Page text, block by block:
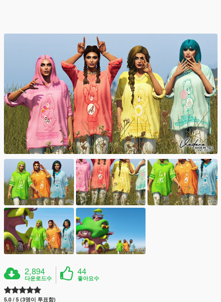
2,894
다운로드수
44
좋아요수
5.0 / 5 (3명이 투표함)